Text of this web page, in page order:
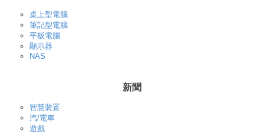
桌上型電腦
筆記型電腦
平板電腦
顯示器
NAS
新聞
智慧裝置
汽/電車
遊戲